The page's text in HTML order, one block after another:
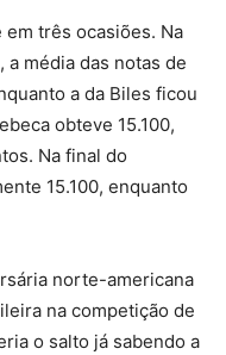
três ocasiões. Na
média das notas de
a da Biles ficou
obteve 15.100,
Na final do
15.100, enquanto
norte-americana
na competição de
o salto já sabendo a